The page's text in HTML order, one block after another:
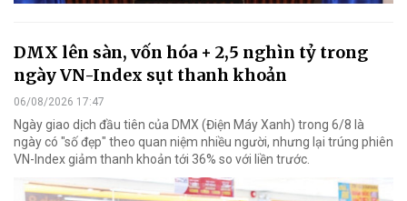
DMX lên sàn, vốn hóa + 2,5 nghìn tỷ trong
ngày VN-Index sụt thanh khoản
06/08/2026 17:47
Ngày giao dịch đầu tiên của DMX (Điện Máy Xanh) trong 6/8 là
ngày có "số đẹp" theo quan niệm nhiều người, nhưng lại trúng phiên
VN-Index giảm thanh khoản tới 36% so với liền trước.